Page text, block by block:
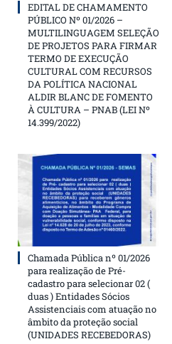
EDITAL DE CHAMAMENTO
PÚBLICO Nº 01/2026 –
MULTILINGUAGEM SELEÇÃO
DE PROJETOS PARA FIRMAR
TERMO DE EXECUÇÃO
CULTURAL COM RECURSOS
DA POLÍTICA NACIONAL
ALDIR BLANC DE FOMENTO
À CULTURA – PNAB (LEI Nº
14.399/2022)
Chamada Pública nº 01/2026
para realização de Pré-
cadastro para selecionar 02 (
duas ) Entidades Sócios
Assistenciais com atuação no
âmbito da proteção social
(UNIDADES RECEBEDORAS)